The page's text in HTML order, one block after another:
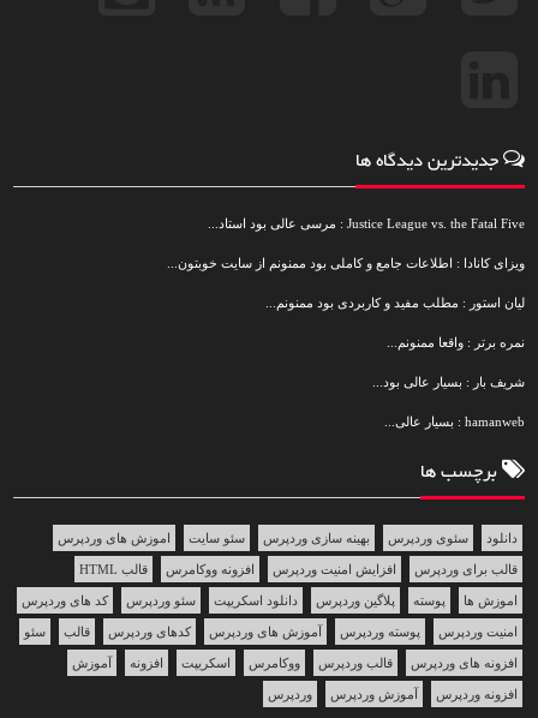
جدیدترین دیدگاه ها
Justice League vs. the Fatal Five : مرسی عالی بود استاد...
ویزای کانادا : اطلاعات جامع و کاملی بود ممنونم از سایت خوبتون...
لیان استور : مطلب مفید و کاربردی بود ممنونم...
نمره برتر : واقعا ممنونم...
شریف بار : بسیار عالی بود...
hamanweb : بسیار عالی...
برچسب ها
دانلود سئوی وردپرس بهینه سازی وردپرس سئو سایت اموزش های وردپرس
قالب برای وردپرس افزایش امنیت وردپرس افزونه ووکامرس قالب HTML
اموزش ها پوسته پلاگین وردپرس دانلود اسکریپت سئو وردپرس کد های وردپرس
امنیت وردپرس پوسته وردپرس آموزش های وردپرس کدهای وردپرس قالب سئو
افزونه های وردپرس قالب وردپرس ووکامرس اسکریپت افزونه آموزش
افزونه وردپرس آموزش وردپرس وردپرس